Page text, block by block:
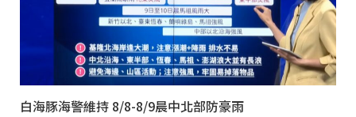
白海豚海警維持 8/8-8/9晨中北部防豪雨